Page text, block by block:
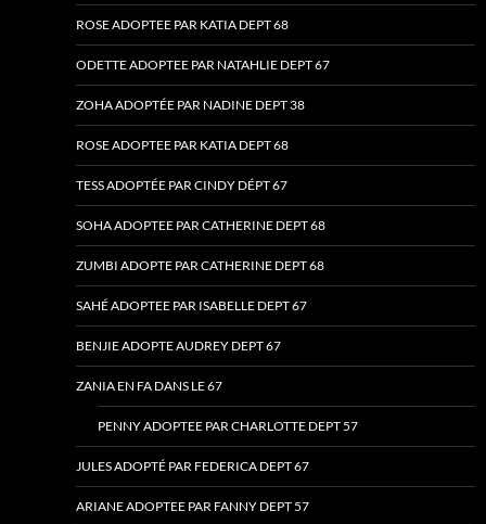
ROSE ADOPTEE PAR KATIA DEPT 68
ODETTE ADOPTEE PAR NATAHLIE DEPT 67
ZOHA ADOPTÉE PAR NADINE DEPT 38
ROSE ADOPTEE PAR KATIA DEPT 68
TESS ADOPTÉE PAR CINDY DÉPT 67
SOHA ADOPTEE PAR CATHERINE DEPT 68
ZUMBI ADOPTE PAR CATHERINE DEPT 68
SAHÉ ADOPTEE PAR ISABELLE DEPT 67
BENJIE ADOPTE AUDREY DEPT 67
ZANIA EN FA DANS LE 67
PENNY ADOPTEE PAR CHARLOTTE DEPT 57
JULES ADOPTÉ PAR FEDERICA DEPT 67
ARIANE ADOPTEE PAR FANNY DEPT 57